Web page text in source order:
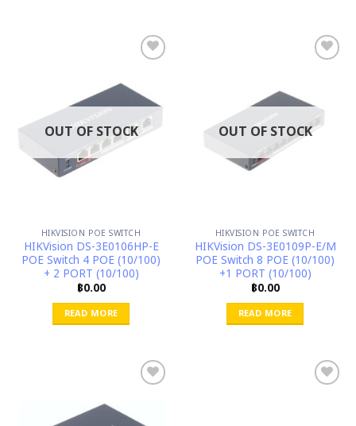
OUT OF STOCK
HIKVISION POE SWITCH
HIKVision DS-3E0106HP-E
POE Switch 4 POE (10/100)
+ 2 PORT (10/100)
฿0.00
READ MORE
OUT OF STOCK
HIKVISION POE SWITCH
HIKVision DS-3E0109P-E/M
POE Switch 8 POE (10/100)
+1 PORT (10/100)
฿0.00
READ MORE